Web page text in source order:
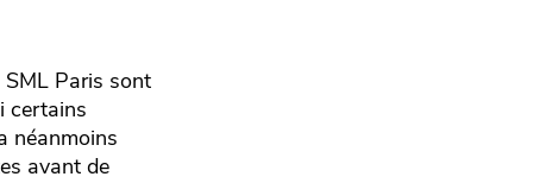
SML Paris sont
certains
néanmoins
avant de